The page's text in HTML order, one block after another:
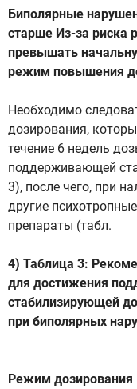
Биполярные
старше Из-за риска
превышать
режим повышения
Необходимо
дозирования,
течение 6 недель
поддерживающей
3), после чего, при
другие
препараты (табл.
4) Таблица 3:
для достижения
стабилизирующей
при биполярных
Режим дозирования